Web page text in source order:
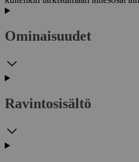
Ominaisuudet
Ravintosisältö